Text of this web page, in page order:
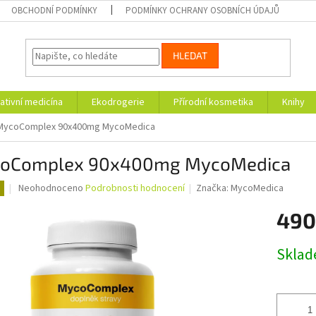
OBCHODNÍ PODMÍNKY PODMÍNKY OCHRANY OSOBNÍCH ÚDAJŮ
HLEDAT
medicína Ekodrogerie Přírodní kosmetika Knihy
90x400mg MycoMedica
90x400mg MycoMedica
Průměrné
hvězdiček.
Neohodnoceno Podrobnosti hodnocení Značka:MycoMedica
cena: